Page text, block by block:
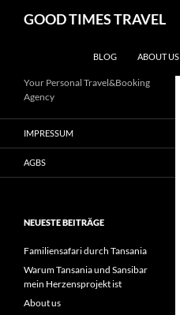
InhaltGOOD TIMES TRAVEL
BLOG ABOUT US
Your Personal Travel&Booking
Agency
IMPRESSUM
AGBS
NEUESTE BEITRÄGE
Familiensafari durch Tansania
Warum Tansania und Sansibar
mein Herzensprojekt ist
About us